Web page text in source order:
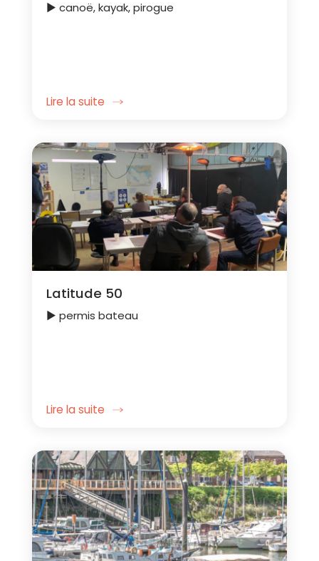
► canoë, kayak, pirogue
Lire la suite
Latitude 50
► permis bateau
Lire la suite